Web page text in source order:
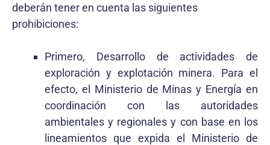
deberán tener en cuenta las siguientes
prohibiciones:
Primero, Desarrollo de actividades de
exploración y explotación minera. Para el
efecto, el Ministerio de Minas y Energía en
coordinación con las autoridades
ambientales y regionales y con base en los
lineamientos que expida el Ministerio de